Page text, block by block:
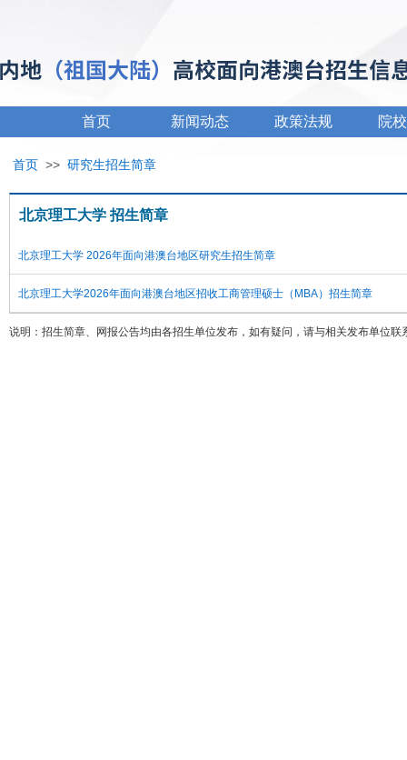
首页 新闻动态 政策法规 院
首页 >> 研究生招生简章
北京理工大学 招生简章
北京理工大学 2026年面向港澳台地区研究生招生简章
北京理工大学2026年面向港澳台地区招收工商管理硕士（MBA）招生简章
说明：招生简章、网报公告均由各招生单位发布，如有疑问，请与相关发布单位